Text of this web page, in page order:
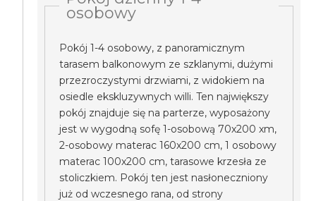
osobowy
Pokój 1-4 osobowy, z panoramicznym
tarasem balkonowym ze szklanymi, dużymi
przezroczystymi drzwiami, z widokiem na
osiedle ekskluzywnych willi. Ten największy
pokój znajduje się na parterze, wyposażony
jest w wygodną sofę 1-osobową 70x200 xm,
2-osobowy materac 160x200 cm, 1 osobowy
materac 100x200 cm, tarasowe krzesła ze
stoliczkiem. Pokój ten jest nasłoneczniony
już od wczesnego rana, od strony